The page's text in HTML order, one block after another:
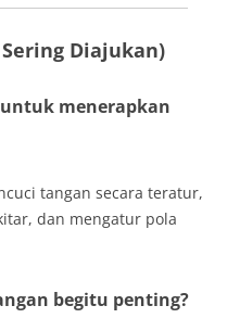
Diajukan)
menerapkan
tangan secara teratur,
dan mengatur pola
begitu penting?